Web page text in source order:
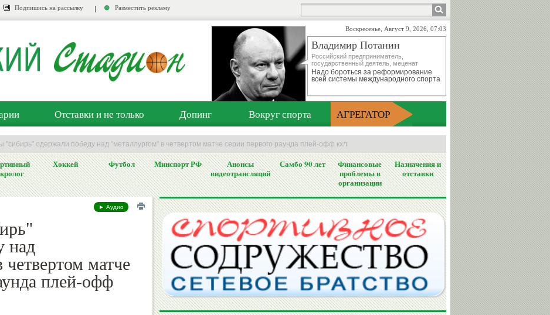
Подпишись на рассылку Разместить рекламу
Воскресенье, Август 9, 2026, 07:03
Владимир Потанин
Российский предприниматель,
государственный деятель, меценат
Надо бороться за реформирование
всей системы международного спорта
Отставки и не только Допинг Вокруг спорта АГРЕГАТОР
"сибирь" одержали победу над "металлургом" в четвертом матче серии первого раунда плей-офф кхл
Хоккей Футбол Минспорт РФ
Анонсы
видеотрансляций
Самбо 90 лет
Финансовые
проблемы в
организации
Назначения и
отставки
► Аудио
над
матче
плей-офф